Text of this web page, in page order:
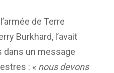
de Terre
Burkhard, l’avait
dans un message
: « nous devons